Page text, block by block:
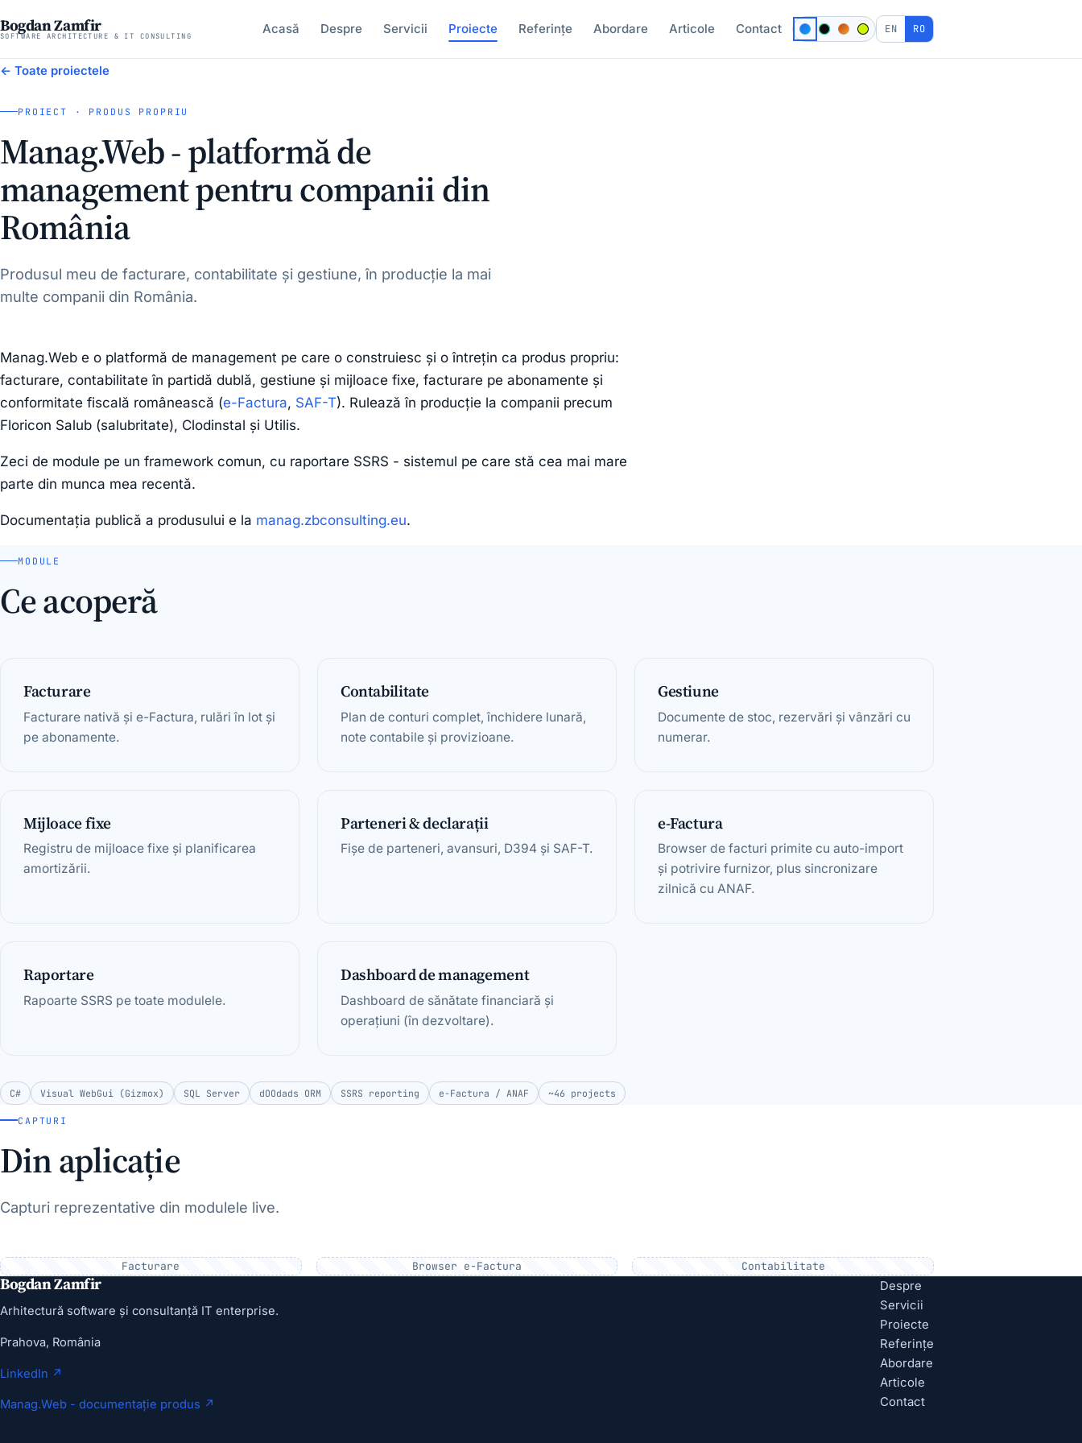
Bogdan Zamfir
SOFTWARE ARCHITECTURE & IT CONSULTING Acasă Despre Servicii Proiecte Referințe Abordare Articole Contact EN RO
← Toate proiectele
PROIECT · PRODUS PROPRIU
Manag.Web - platformă de
management pentru companii din
România
Produsul meu de facturare, contabilitate și gestiune, în producție la mai
multe companii din România.
Manag.Web e o platformă de management pe care o construiesc și o întrețin ca produs propriu:
facturare, contabilitate în partidă dublă, gestiune și mijloace fixe, facturare pe abonamente și
conformitate fiscală românească (e-Factura, SAF-T). Rulează în producție la companii precum
Floricon Salub (salubritate), Clodinstal și Utilis.
Zeci de module pe un framework comun, cu raportare SSRS - sistemul pe care stă cea mai mare
parte din munca mea recentă.
Documentația publică a produsului e la manag.zbconsulting.eu.
MODULE
Ce acoperă
Facturare
Facturare nativă și e-Factura, rulări în lot și
pe abonamente.
Contabilitate
Plan de conturi complet, închidere lunară,
note contabile și provizioane.
Gestiune
Documente de stoc, rezervări și vânzări cu
numerar.
Mijloace fixe
Registru de mijloace fixe și planificarea
amortizării.
Parteneri & declarații
Fișe de parteneri, avansuri, D394 și SAF-T.
e-Factura
Browser de facturi primite cu auto-import
și potrivire furnizor, plus sincronizare
zilnică cu ANAF.
Raportare
Rapoarte SSRS pe toate modulele.
Dashboard de management
Dashboard de sănătate financiară și
operațiuni (în dezvoltare).
C# Visual WebGui (Gizmox) SQL Server dOOdads ORM SSRS reporting e-Factura / ANAF ~46 projects
CAPTURI
Din aplicație
Capturi reprezentative din modulele live.
Facturare Browser e-Factura Contabilitate
Bogdan Zamfir
Arhitectură software și consultanță IT enterprise.
Prahova, România
LinkedIn ↗
Manag.Web - documentație produs ↗
Despre
Servicii
Proiecte
Referințe
Abordare
Articole
Contact